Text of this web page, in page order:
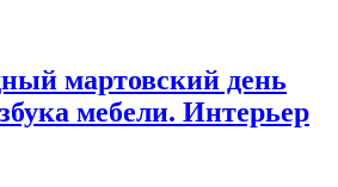
мартовский день
мебели. Интерьер